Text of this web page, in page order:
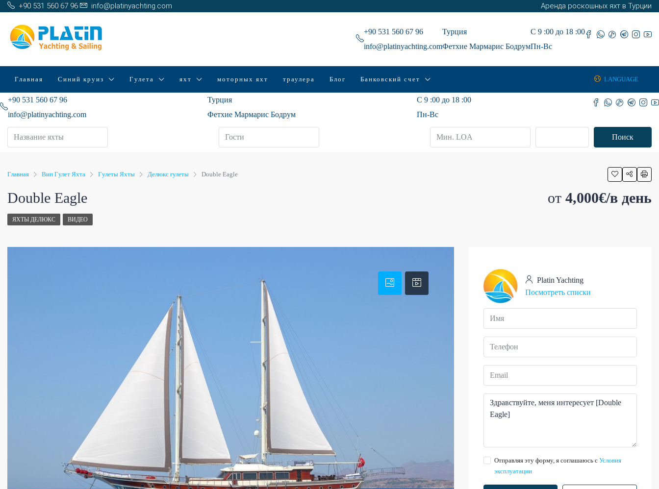
+90 531 560 67 96 info@platinyachting.com Аренда роскошных яхт в Турции
+90 531 560 67 96
info@platinyachting.com
Турция
Фетхие Мармарис Бодрум
С 9 :00 до 18 :00
Пн-Вс
Главная Синий круиз Гулета яхт моторных яхт траулера Блог Банковский счет LANGUAGE
+90 531 560 67 96
info@platinyachting.com
Турция
Фетхие Мармарис Бодрум
С 9 :00 до 18 :00
Пн-Вс
Поиск
Главная Вип Гулет Яхта Гулеты Яхты Делюкс гулеты Double Eagle
Double Eagle от 4,000€/в день
ЯХТЫ ДЕЛЮКС ВИДЕО
Platin Yachting
Посмотреть списки
Отправляя эту форму, я соглашаюсь с Условия
эксплуатации